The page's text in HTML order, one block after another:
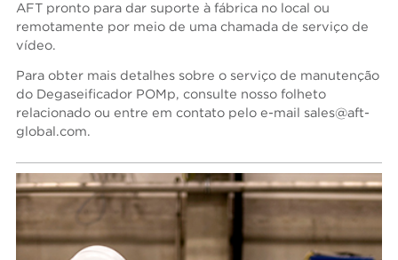
AFT pronto para dar suporte à fábrica no local ou
remotamente por meio de uma chamada de serviço de
vídeo.
Para obter mais detalhes sobre o serviço de manutenção
do Degaseificador POMp, consulte nosso folheto
relacionado ou entre em contato pelo e-mail sales@aft-
global.com.